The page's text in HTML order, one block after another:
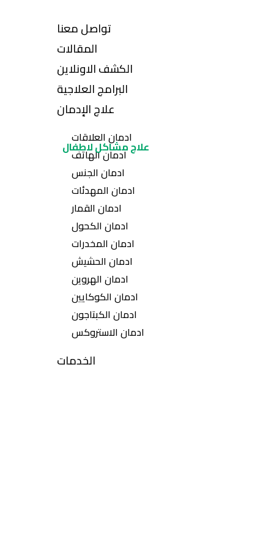
تواصل معنا
المقالات
الكشف الاونلاين
البرامج العلاجية
علاج الإدمان
ادمان العلاقات
ادمان الهاتف
ادمان الجنس
ادمان المهدئات
ادمان القمار
ادمان الكحول
ادمان المخدرات
ادمان الحشيش
ادمان الهروين
ادمان الكوكايين
ادمان الكبتاجون
ادمان الاستروكس
الخدمات
علاج مشاكل لاطفال